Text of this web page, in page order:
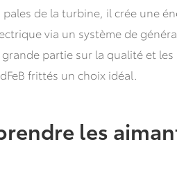
pales de la turbine, il crée une
via un système de
partie sur la qualité et
frittés un choix idéal.
les